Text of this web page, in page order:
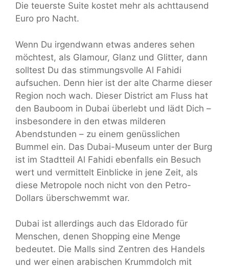
Die teuerste Suite kostet mehr als achttausend
Euro pro Nacht.
Wenn Du irgendwann etwas anderes sehen
möchtest, als Glamour, Glanz und Glitter, dann
solltest Du das stimmungsvolle Al Fahidi
aufsuchen. Denn hier ist der alte Charme dieser
Region noch wach. Dieser District am Fluss hat
den Bauboom in Dubai überlebt und lädt Dich –
insbesondere in den etwas milderen
Abendstunden – zu einem genüsslichen
Bummel ein. Das Dubai-Museum unter der Burg
ist im Stadtteil Al Fahidi ebenfalls ein Besuch
wert und vermittelt Einblicke in jene Zeit, als
diese Metropole noch nicht von den Petro-
Dollars überschwemmt war.
Dubai ist allerdings auch das Eldorado für
Menschen, denen Shopping eine Menge
bedeutet. Die Malls sind Zentren des Handels
und wer einen arabischen Krummdolch mit